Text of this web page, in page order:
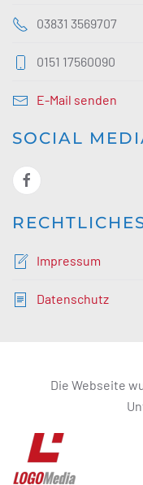
03831 3569707
0151 17560090
E-Mail senden
SOCIAL
Impressum
Datenschutz
Die Webseite